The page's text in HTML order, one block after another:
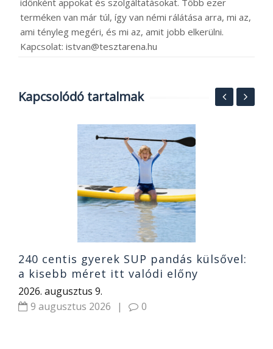
időnként appokat és szolgáltatásokat. Több ezer
terméken van már túl, így van némi rálátása arra, mi az,
ami tényleg megéri, és mi az, amit jobb elkerülni.
Kapcsolat: istvan@tesztarena.hu
Kapcsolódó tartalmak
240 centis gyerek SUP pandás külsővel:
a kisebb méret itt valódi előny
2026. augusztus 9.
9 augusztus 2026
| 0